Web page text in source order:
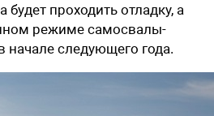
будет проходить отладку, а
режиме самосвалы-
следующего года.